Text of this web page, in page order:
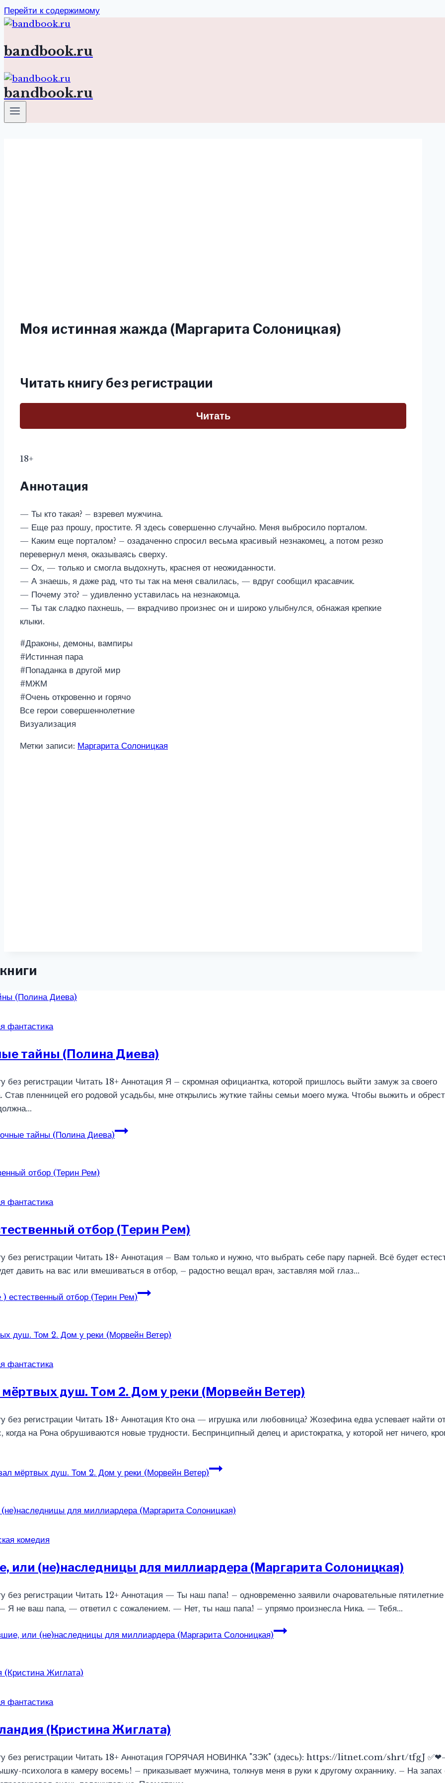
Перейти к содержимому
bandbook.ru
bandbook.ru
Моя истинная жажда (Маргарита Солоницкая)
Читать книгу без регистрации
Читать
18+
Аннотация
— Ты кто такая? – взревел мужчина.
— Еще раз прошу, простите. Я здесь совершенно случайно. Меня выбросило порталом.
— Каким еще порталом? – озадаченно спросил весьма красивый незнакомец, а потом резко
перевернул меня, оказываясь сверху.
— Ох, — только и смогла выдохнуть, краснея от неожиданности.
— А знаешь, я даже рад, что ты так на меня свалилась, — вдруг сообщил красавчик.
— Почему это? – удивленно уставилась на незнакомца.
— Ты так сладко пахнешь, — вкрадчиво произнес он и широко улыбнулся, обнажая крепкие
клыки.
#Драконы, демоны, вампиры
#Истинная пара
#Попаданка в другой мир
#МЖМ
#Очень откровенно и горячо
Все герои совершеннолетние
Визуализация
Метки записи: Маргарита Солоницкая
фантастика
тайны (Полина Диева)
без регистрации Читать 18+ Аннотация Я – скромная официантка, которой пришлось выйти замуж за своего
Став пленницей его родовой усадьбы, мне открылись жуткие тайны семьи моего мужа. Чтобы выжить и
тайны (Полина Диева)
фантастика
отбор (Терин Рем)
без регистрации Читать 18+ Аннотация – Вам только и нужно, что выбрать себе пару парней. Всё будет
давить на вас или вмешиваться в отбор, – радостно вещал врач, заставляя мой глаз…
естественный отбор (Терин Рем)
фантастика
мёртвых душ. Том 2. Дом у реки (Морвейн Ветер)
без регистрации Читать 18+ Аннотация Кто она — игрушка или любовница? Жозефина едва успевает найти
когда на Рона обрушиваются новые трудности. Беспринципный делец и аристократка, у которой нет ничего,
мёртвых душ. Том 2. Дом у реки (Морвейн Ветер)
комедия
или (не)наследницы для миллиардера (Маргарита Солоницкая)
без регистрации Читать 12+ Аннотация — Ты наш папа! – одновременно заявили очаровательные пятилетние
не ваш папа, — ответил с сожалением. — Нет, ты наш папа! – упрямо произнесла Ника. — Тебя…
или (не)наследницы для миллиардера (Маргарита Солоницкая)
фантастика
(Кристина Жиглата)
без регистрации Читать 18+ Аннотация ГОРЯЧАЯ НОВИНКА "ЗЭК" (здесь): https://litnet.com/shrt/tfgJ
психолога в камеру восемь! – приказывает мужчина, толкнув меня в руки к другому охраннику. – На запах